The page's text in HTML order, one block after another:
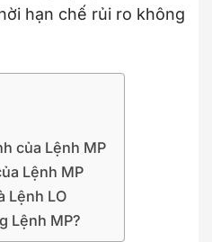
hạn chế rủi ro không
của Lệnh MP
Lệnh MP
Lệnh LO
Lệnh MP?